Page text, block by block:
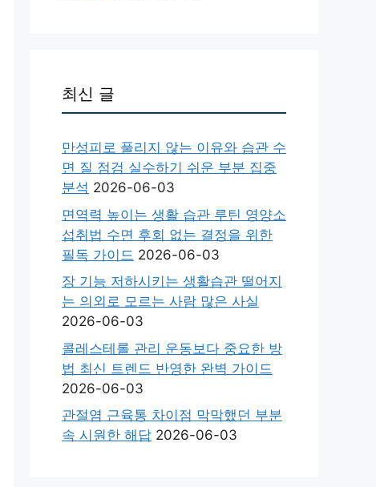
최신 글
만성피로 풀리지 않는 이유와 습관 수
면 질 점검 실수하기 쉬운 부분 집중
분석 2026-06-03
면역력 높이는 생활 습관 루틴 영양소
섭취법 수면 후회 없는 결정을 위한
필독 가이드 2026-06-03
장 기능 저하시키는 생활습관 떨어지
는 의외로 모르는 사람 많은 사실
2026-06-03
콜레스테롤 관리 운동보다 중요한 방
법 최신 트렌드 반영한 완벽 가이드
2026-06-03
관절염 근육통 차이점 막막했던 부분
속 시원한 해답 2026-06-03